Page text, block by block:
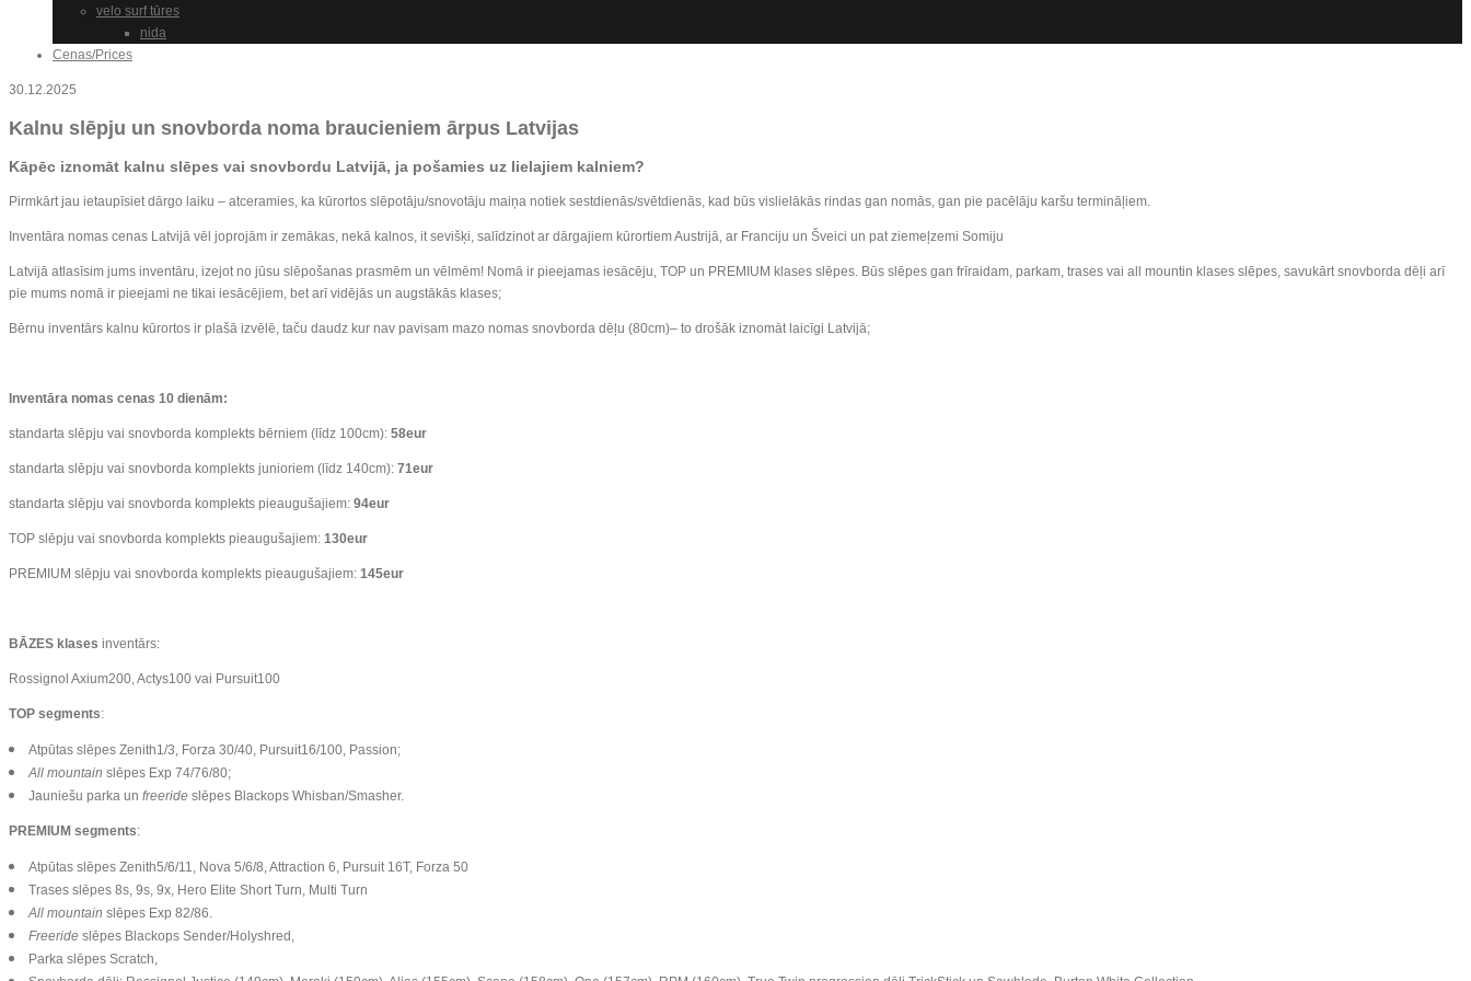
velo surf tūres
nida
Cenas/Prices
30.12.2025
Kalnu slēpju un snovborda noma braucieniem ārpus Latvijas
Kāpēc iznomāt kalnu slēpes vai snovbordu Latvijā, ja pošamies uz lielajiem kalniem?
Pirmkārt jau ietaupīsiet dārgo laiku – atceramies, ka kūrortos slēpotāju/snovotāju maiņa notiek sestdienās/svētdienās, kad būs vislielākās rindas gan nomās, gan pie pacēlāju karšu termināļiem.
Inventāra nomas cenas Latvijā vēl joprojām ir zemākas, nekā kalnos, it sevišķi, salīdzinot ar dārgajiem kūrortiem Austrijā, ar Franciju un Šveici un pat ziemeļzemi Somiju
Latvijā atlasīsim jums inventāru, izejot no jūsu slēpošanas prasmēm un vēlmēm! Nomā ir pieejamas iesācēju, TOP un PREMIUM klases slēpes. Būs slēpes gan frīraidam, parkam, trases vai all mountin klases slēpes, savukārt snovborda dēļi arī
pie mums nomā ir pieejami ne tikai iesācējiem, bet arī vidējās un augstākās klases;
Bērnu inventārs kalnu kūrortos ir plašā izvēlē, taču daudz kur nav pavisam mazo nomas snovborda dēļu (80cm)– to drošāk iznomāt laicīgi Latvijā;
Inventāra nomas cenas 10 dienām:
standarta slēpju vai snovborda komplekts bērniem (līdz 100cm): 58eur
standarta slēpju vai snovborda komplekts junioriem (līdz 140cm): 71eur
standarta slēpju vai snovborda komplekts pieaugušajiem: 94eur
TOP slēpju vai snovborda komplekts pieaugušajiem: 130eur
PREMIUM slēpju vai snovborda komplekts pieaugušajiem: 145eur
BĀZES klases inventārs:
Rossignol Axium200, Actys100 vai Pursuit100
TOP segments:
Atpūtas slēpes Zenith1/3, Forza 30/40, Pursuit16/100, Passion;
All mountain slēpes Exp 74/76/80;
Jauniešu parka un freeride slēpes Blackops Whisban/Smasher.
PREMIUM segments:
Atpūtas slēpes Zenith5/6/11, Nova 5/6/8, Attraction 6, Pursuit 16T, Forza 50
Trases slēpes 8s, 9s, 9x, Hero Elite Short Turn, Multi Turn
All mountain slēpes Exp 82/86.
Freeride slēpes Blackops Sender/Holyshred,
Parka slēpes Scratch,